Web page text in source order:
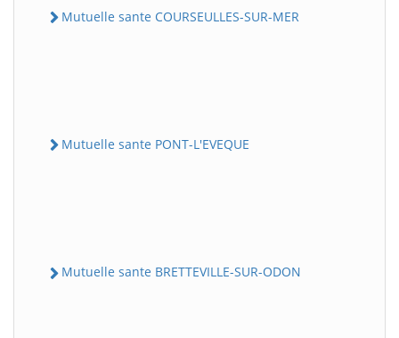
Mutuelle sante COURSEULLES-SUR-MER
Mutuelle sante PONT-L'EVEQUE
Mutuelle sante BRETTEVILLE-SUR-ODON